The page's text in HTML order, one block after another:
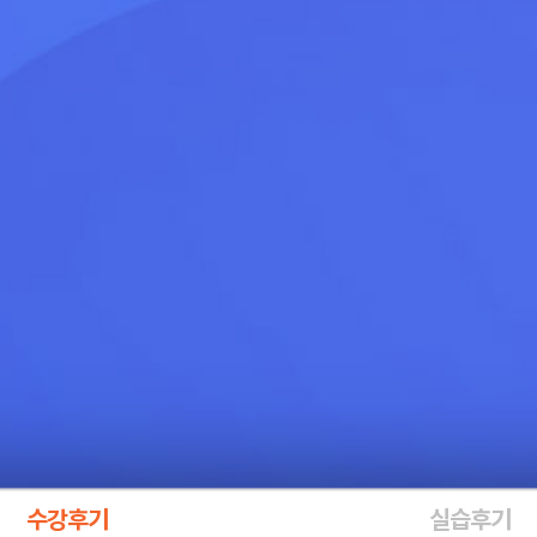
수강후기 실습후기